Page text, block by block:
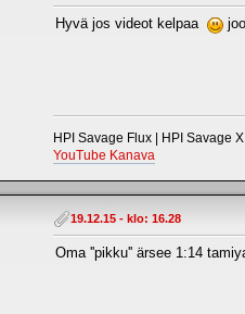
Hyvä jos videot kelpaa
HPI Savage Flux | HPI Savage
YouTube Kanava
19.12.15 - klo: 16.28
Oma ''pikku'' ärsee 1:14